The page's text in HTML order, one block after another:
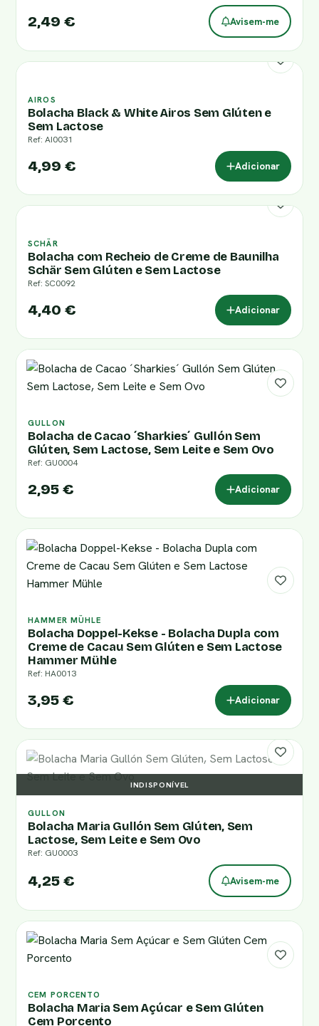
2,49 € Avisem-me
AIROS
Bolacha Black & White Airos Sem Glúten e
Sem Lactose
Ref: AI0031
4,99 € Adicionar
SCHÄR
Bolacha com Recheio de Creme de Baunilha
Schär Sem Glúten e Sem Lactose
Ref: SC0092
4,40 € Adicionar
GULLON
Bolacha de Cacao ´Sharkies´ Gullón Sem
Glúten, Sem Lactose, Sem Leite e Sem Ovo
Ref: GU0004
2,95 € Adicionar
HAMMER MÜHLE
Bolacha Doppel-Kekse - Bolacha Dupla com
Creme de Cacau Sem Glúten e Sem Lactose
Hammer Mühle
Ref: HA0013
3,95 € Adicionar
INDISPONÍVEL
GULLON
Bolacha Maria Gullón Sem Glúten, Sem
Lactose, Sem Leite e Sem Ovo
Ref: GU0003
4,25 € Avisem-me
CEM PORCENTO
Bolacha Maria Sem Açúcar e Sem Glúten
Cem Porcento